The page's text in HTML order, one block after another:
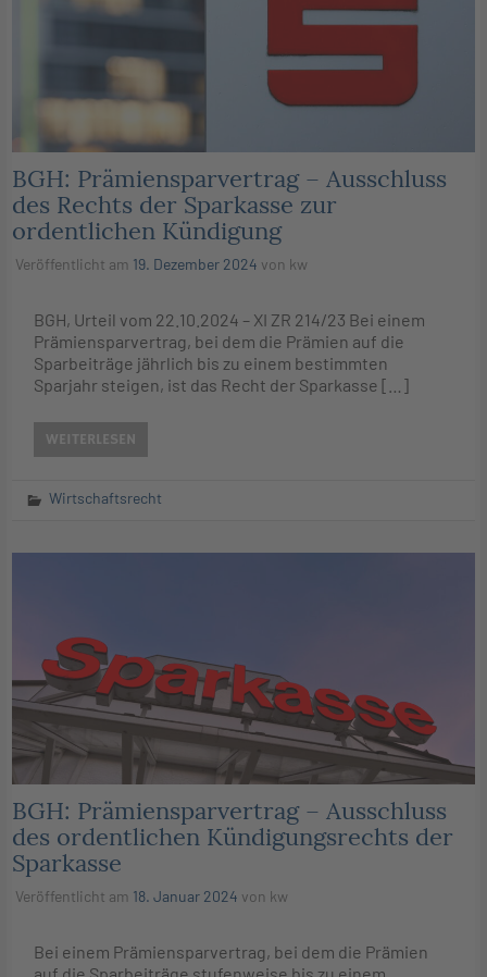
BGH: Prämiensparvertrag – Ausschluss
des Rechts der Sparkasse zur
ordentlichen Kündigung
Veröffentlicht am 19. Dezember 2024 von kw
BGH, Urteil vom 22.10.2024 – XI ZR 214/23 Bei einem
Prämiensparvertrag, bei dem die Prämien auf die
Sparbeiträge jährlich bis zu einem bestimmten
Sparjahr steigen, ist das Recht der Sparkasse […]
WEITERLESEN
Wirtschaftsrecht
BGH: Prämiensparvertrag – Ausschluss
des ordentlichen Kündigungsrechts der
Sparkasse
Veröffentlicht am 18. Januar 2024 von kw
Bei einem Prämiensparvertrag, bei dem die Prämien
auf die Sparbeiträge stufenweise bis zu einem